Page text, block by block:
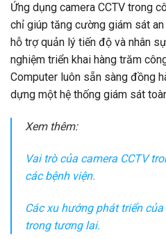
Ứng dụng camera CCTV trong
chỉ giúp tăng cường giám sát
hỗ trợ quản lý tiến độ và nhân
nghiệm triển khai hàng trăm
Computer luôn sẵn sàng đồng
dựng một hệ thống giám sát
Xem thêm:
Vai trò của camera CCTV
các bệnh viện.
Các xu hướng phát triển
trong tương lai.